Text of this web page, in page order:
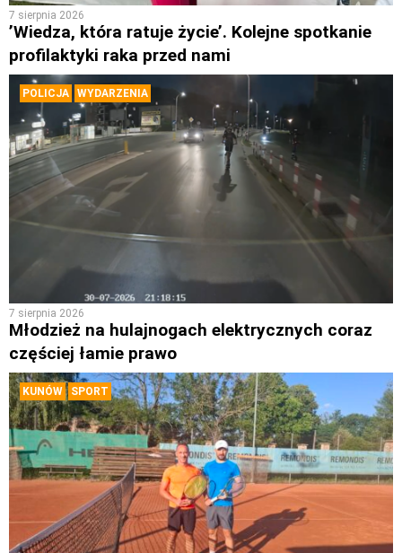
7 sierpnia 2026
’Wiedza, która ratuje życie’. Kolejne spotkanie
profilaktyki raka przed nami
POLICJA WYDARZENIA
7 sierpnia 2026
Młodzież na hulajnogach elektrycznych coraz
częściej łamie prawo
KUNÓW SPORT